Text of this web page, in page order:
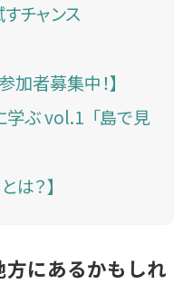
チャンス
加者募集中！】
学ぶ vol.1 「島で見
は？】
にあるかもしれ